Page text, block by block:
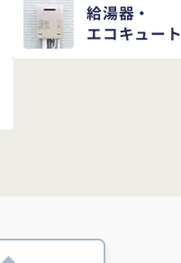
給湯器・
エコキュート